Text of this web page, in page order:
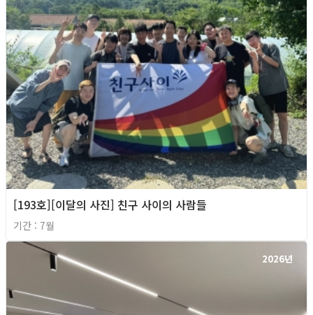
[193호][이달의 사진] 친구 사이의 사람들
기간 : 7월
2026년